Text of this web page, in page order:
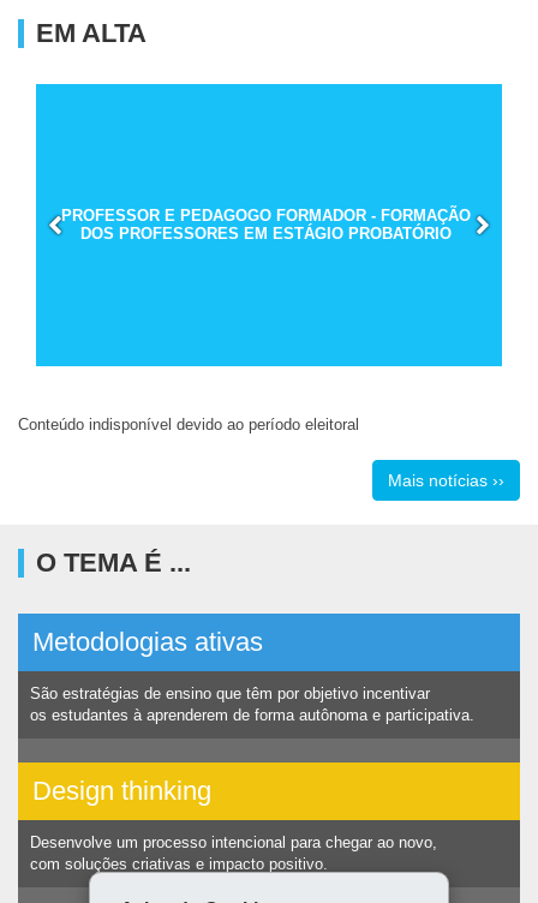
EM ALTA
PROFESSOR E PEDAGOGO FORMADOR - FORMAÇÃO
DOS PROFESSORES EM ESTÁGIO PROBATÓRIO
Conteúdo indisponível devido ao período eleitoral
Mais notícias ››
O TEMA É ...
Metodologias ativas
São estratégias de ensino que têm por objetivo incentivar
os estudantes à aprenderem de forma autônoma e participativa.
Design thinking
Desenvolve um processo intencional para chegar ao novo,
com soluções criativas e impacto positivo.